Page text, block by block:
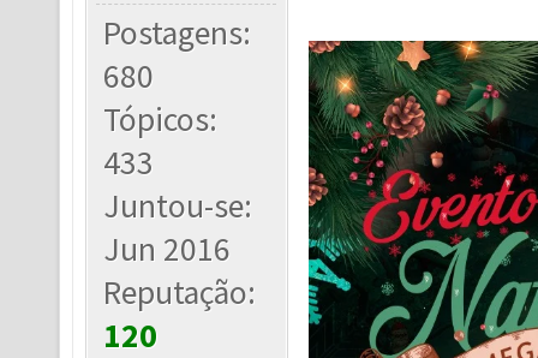
Postagens:
680
Tópicos:
433
Juntou-se:
Jun 2016
Reputação:
120